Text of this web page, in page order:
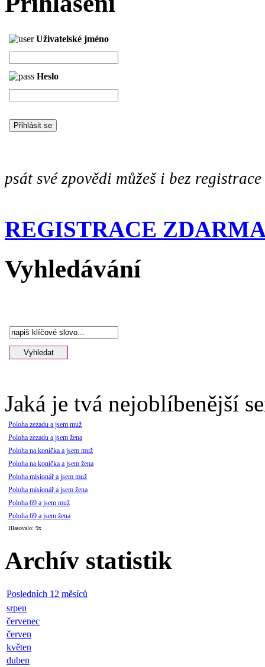
Uživatelské jméno
Heslo
psát své zpovědi můžeš i bez registrace
REGISTRACE
Vyhledávání
Jaká je tvá nejoblíbenější
Poloha zezadu a jsem muž
Poloha zezadu a jsem žena
Poloha na koníčka a jsem muž
Poloha na koníčka a jsem žena
Poloha misionář a jsem muž
Poloha misionář a jsem žena
Poloha 69 a jsem muž
Poloha 69 a jsem žena
Hlasovalo: 9x
Archív statistik
Posledních 12 měsíců
srpen
červenec
červen
květen
duben